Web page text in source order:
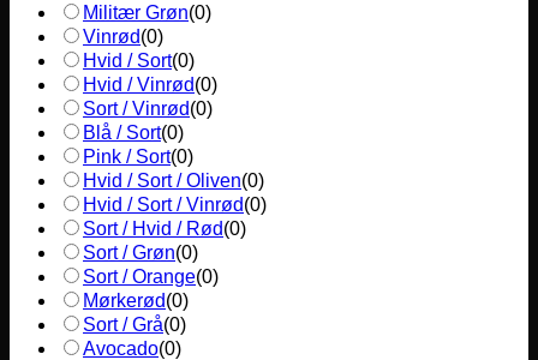
Militær Grøn(0)
Vinrød(0)
Hvid / Sort(0)
Hvid / Vinrød(0)
Sort / Vinrød(0)
Blå / Sort(0)
Pink / Sort(0)
Hvid / Sort / Oliven(0)
Hvid / Sort / Vinrød(0)
Sort / Hvid / Rød(0)
Sort / Grøn(0)
Sort / Orange(0)
Mørkerød(0)
Sort / Grå(0)
Avocado(0)